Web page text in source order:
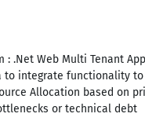
: .Net Web Multi Tenant
integrate functionality
Allocation based on
or technical debt